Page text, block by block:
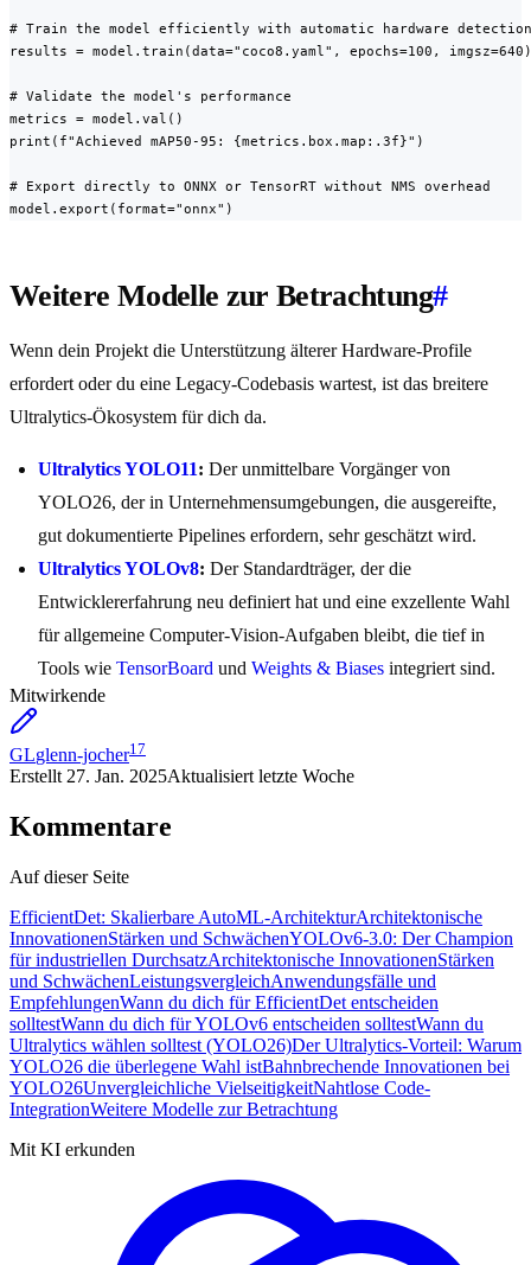
# Train the model efficiently with automatic hardware detection
results = model.train(data="coco8.yaml", epochs=100, imgsz=640)
# Validate the model's performance
metrics = model.val()
print(f"Achieved mAP50-95: {metrics.box.map:.3f}")
# Export directly to ONNX or TensorRT without NMS overhead
model.export(format="onnx")
Weitere Modelle zur Betrachtung#
Wenn dein Projekt die Unterstützung älterer Hardware-Profile
erfordert oder du eine Legacy-Codebasis wartest, ist das breitere
Ultralytics-Ökosystem für dich da.
Ultralytics YOLO11: Der unmittelbare Vorgänger von
YOLO26, der in Unternehmensumgebungen, die ausgereifte,
gut dokumentierte Pipelines erfordern, sehr geschätzt wird.
Ultralytics YOLOv8: Der Standardträger, der die
Entwicklererfahrung neu definiert hat und eine exzellente Wahl
für allgemeine Computer-Vision-Aufgaben bleibt, die tief in
Tools wie TensorBoard und Weights & Biases integriert sind.
Mitwirkende
GLglenn-jocher17
Erstellt 27. Jan. 2025Aktualisiert letzte Woche
Kommentare
Auf dieser Seite
EfficientDet: Skalierbare AutoML-ArchitekturArchitektonische
InnovationenStärken und SchwächenYOLOv6-3.0: Der Champion
für industriellen DurchsatzArchitektonische InnovationenStärken
und SchwächenLeistungsvergleichAnwendungsfälle und
EmpfehlungenWann du dich für EfficientDet entscheiden
solltestWann du dich für YOLOv6 entscheiden solltestWann du
Ultralytics wählen solltest (YOLO26)Der Ultralytics-Vorteil: Warum
YOLO26 die überlegene Wahl istBahnbrechende Innovationen bei
YOLO26Unvergleichliche VielseitigkeitNahtlose Code-
IntegrationWeitere Modelle zur Betrachtung
Mit KI erkunden